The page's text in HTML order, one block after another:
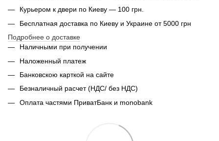
Курьером к двери по Киеву — 100 грн.
Бесплатная доставка по Киеву и Украине от 5000 грн
Подробнее о доставке
Наличными при получении
Наложенный платеж
Банковскою карткой на сайте
Безналичный расчет (НДС/ без НДС)
Оплата частями ПриватБанк и monobank